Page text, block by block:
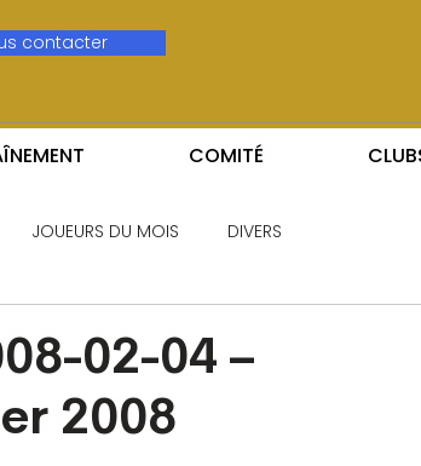
contacter
COMITÉ
JOUEURS DU MOIS DIVERS
02-04 –
2008